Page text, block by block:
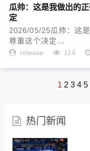
瓜帅：这是我做出的
定
2026/05/25瓜帅：这
尊重这个决定...
release 114
1 2 3 4 5
热门新闻